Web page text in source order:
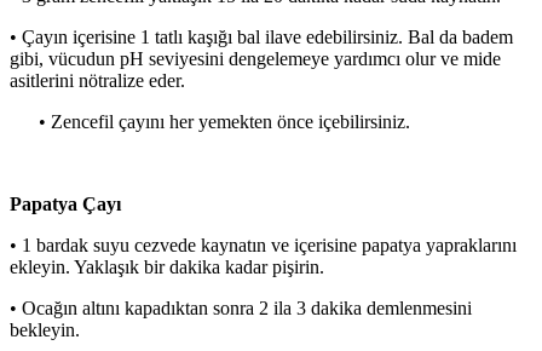
• Çayın içerisine 1 tatlı kaşığı bal ilave edebilirsiniz. Bal da badem
gibi, vücudun pH seviyesini dengelemeye yardımcı olur ve mide
asitlerini nötralize eder.
• Zencefil çayını her yemekten önce içebilirsiniz.
Papatya Çayı
• 1 bardak suyu cezvede kaynatın ve içerisine papatya yapraklarını
ekleyin. Yaklaşık bir dakika kadar pişirin.
• Ocağın altını kapadıktan sonra 2 ila 3 dakika demlenmesini
bekleyin.